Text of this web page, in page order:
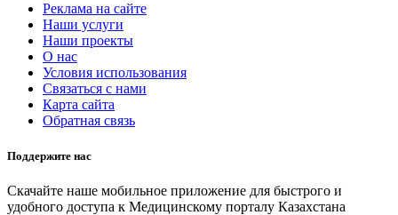
Реклама на сайте
Наши услуги
Наши проекты
О нас
Условия использования
Связаться с нами
Карта сайта
Обратная связь
Поддержите нас
Скачайте наше мобильное приложение для быстрого и
удобного доступа к Медицинскому порталу Казахстана